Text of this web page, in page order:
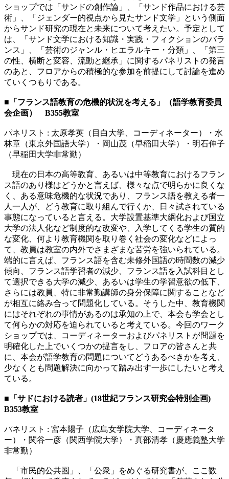
ショップでは「サンドの創作論」、「サンド作品における芸
術」、「ジェンダー的視点から見たサンド文学」という側面
からサンド研究の現在と未来について考えたい。予定として
は、「サンド文学における知識・実践・フィクションのバラ
ンス」、「芸術のジャンル・ヒエラルキー・分類」、「第三
の性、横断と変容、流動と継承」に関するパネリストの発言
のあと、フロアからの積極的な参加を前提にして討論を進め
ていくつもりである。
■「フランス語教育の危機的状況を考える」（語学教育委員
会企画） B355教室
パネリスト : 太原孝英（目白大学、コーディネーター）・水
林章（東京外国語大学）・岡山茂（早稲田大学）・明石伸子
（早稲田大学非常勤）
現在の日本の高等教育、あるいは中等教育におけるフラン
ス語のあり様はどうかと言えば、様々な点で明らかに良くな
く、ある意味危機的な状況であり、フランス語を教える者一
人一人が、どう教育に取り組んで行くか、日々試されている
事態になっていると言える。大学設置基準大綱化および国立
大学の法人化など制度的な改変や、入学してくる学生の質的
な変化、何より教育機関を取り巻く社会の変化などによっ
て、教員は教室の内外でさまざまな苦労を強いられている。
端的に言えば、フランス語を含む未修外国語の時間数の減少
傾向、フランス語学習者の減少、フランス語を入試科目とし
て選択できる大学の減少、あるいは学生の学習意欲の低下、
さらには教員、特に非常勤講師の身分保障に関することなど
が相互に絡み合って問題化している。そうした中、教育機関
にはそれぞれの事情があるのは承知の上で、本会も学会とし
て何らかの対応を迫られていると考えている。今回のワーク
ショップでは、コーディネーターおよびパネリストが問題を
明確化した上でいくつかの提言をし、フロアの皆さんと共
に、本会が語学教育の問題についてどうあるべきかを考え、
少なくとも問題解決に向かって踏み出す一歩にしたいと考え
ている。
■「サドにおける読者」(18世紀フランス研究会特別企画)
B353教室
パネリスト : 宮本陽子（広島女学院大学、コーディネータ
ー）・関谷一彦（関西学院大学）・真部清孝（慶應義塾大学
非常勤）
「市民的公共圏」、「公衆」をめぐる研究書が、ここ数